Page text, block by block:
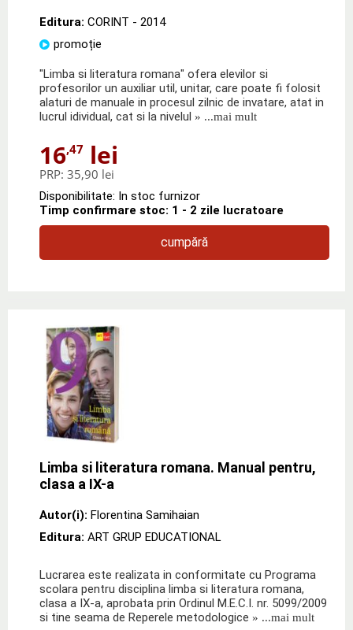
Editura: CORINT - 2014
promoție
"Limba si literatura romana" ofera elevilor si
profesorilor un auxiliar util, unitar, care poate fi folosit
alaturi de manuale in procesul zilnic de invatare, atat in
lucrul idividual, cat si la nivelul » ...mai mult
16,47 lei
PRP: 35,90 lei
Disponibilitate: In stoc furnizor
Timp confirmare stoc: 1 - 2 zile lucratoare
cumpără
Limba si literatura romana. Manual pentru,
clasa a IX-a
Autor(i): Florentina Samihaian
Editura: ART GRUP EDUCATIONAL
Lucrarea este realizata in conformitate cu Programa
scolara pentru disciplina limba si literatura romana,
clasa a IX-a, aprobata prin Ordinul M.E.C.I. nr. 5099/2009
si tine seama de Reperele metodologice » ...mai mult